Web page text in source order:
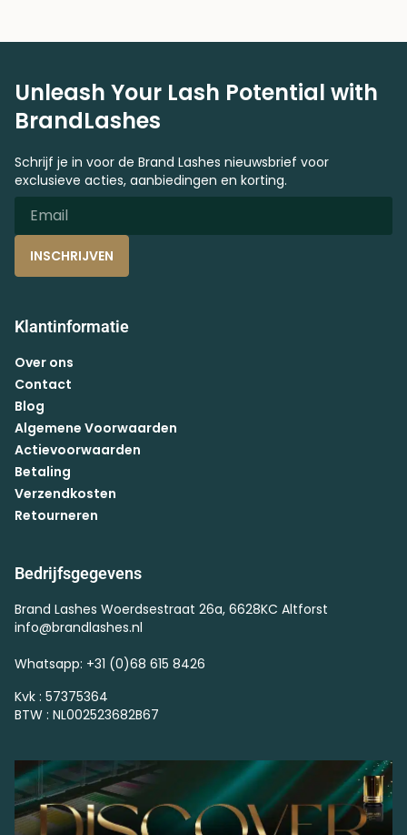
Unleash Your Lash Potential with
BrandLashes
Schrijf je in voor de Brand Lashes nieuwsbrief voor
exclusieve acties, aanbiedingen en korting.
INSCHRIJVEN
Klantinformatie
Over ons
Contact
Blog
Algemene Voorwaarden
Actievoorwaarden
Betaling
Verzendkosten
Retourneren
Bedrijfsgegevens
Brand Lashes Woerdsestraat 26a, 6628KC Altforst
info@brandlashes.nl
Whatsapp: +31 (0)68 615 8426
Kvk : 57375364
BTW : NL002523682B67